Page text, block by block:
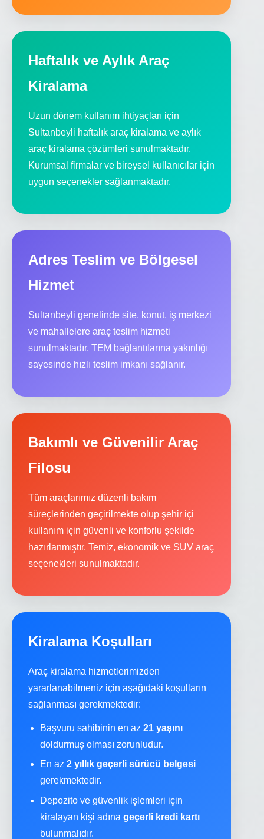
Haftalık ve Aylık Araç
Kiralama
Uzun dönem kullanım ihtiyaçları için
Sultanbeyli haftalık araç kiralama ve aylık
araç kiralama çözümleri sunulmaktadır.
Kurumsal firmalar ve bireysel kullanıcılar için
uygun seçenekler sağlanmaktadır.
Adres Teslim ve Bölgesel
Hizmet
Sultanbeyli genelinde site, konut, iş merkezi
ve mahallelere araç teslim hizmeti
sunulmaktadır. TEM bağlantılarına yakınlığı
sayesinde hızlı teslim imkanı sağlanır.
Bakımlı ve Güvenilir Araç
Filosu
Tüm araçlarımız düzenli bakım
süreçlerinden geçirilmekte olup şehir içi
kullanım için güvenli ve konforlu şekilde
hazırlanmıştır. Temiz, ekonomik ve SUV araç
seçenekleri sunulmaktadır.
Kiralama Koşulları
Araç kiralama hizmetlerimizden
yararlanabilmeniz için aşağıdaki koşulların
sağlanması gerekmektedir:
Başvuru sahibinin en az 21 yaşını
doldurmuş olması zorunludur.
En az 2 yıllık geçerli sürücü belgesi
gerekmektedir.
Depozito ve güvenlik işlemleri için
kiralayan kişi adına geçerli kredi kartı
bulunmalıdır.